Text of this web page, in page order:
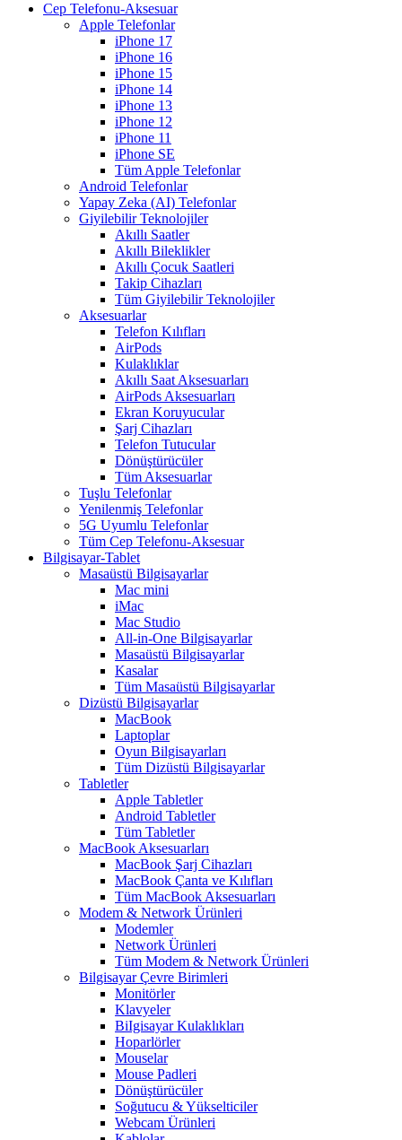
Cep Telefonu-Aksesuar
Apple Telefonlar
iPhone 17
iPhone 16
iPhone 15
iPhone 14
iPhone 13
iPhone 12
iPhone 11
iPhone SE
Tüm Apple Telefonlar
Android Telefonlar
Yapay Zeka (AI) Telefonlar
Giyilebilir Teknolojiler
Akıllı Saatler
Akıllı Bileklikler
Akıllı Çocuk Saatleri
Takip Cihazları
Tüm Giyilebilir Teknolojiler
Aksesuarlar
Telefon Kılıfları
AirPods
Kulaklıklar
Akıllı Saat Aksesuarları
AirPods Aksesuarları
Ekran Koruyucular
Şarj Cihazları
Telefon Tutucular
Dönüştürücüler
Tüm Aksesuarlar
Tuşlu Telefonlar
Yenilenmiş Telefonlar
5G Uyumlu Telefonlar
Tüm Cep Telefonu-Aksesuar
Bilgisayar-Tablet
Masaüstü Bilgisayarlar
Mac mini
iMac
Mac Studio
All-in-One Bilgisayarlar
Masaüstü Bilgisayarlar
Kasalar
Tüm Masaüstü Bilgisayarlar
Dizüstü Bilgisayarlar
MacBook
Laptoplar
Oyun Bilgisayarları
Tüm Dizüstü Bilgisayarlar
Tabletler
Apple Tabletler
Android Tabletler
Tüm Tabletler
MacBook Aksesuarları
MacBook Şarj Cihazları
MacBook Çanta ve Kılıfları
Tüm MacBook Aksesuarları
Modem & Network Ürünleri
Modemler
Network Ürünleri
Tüm Modem & Network Ürünleri
Bilgisayar Çevre Birimleri
Monitörler
Klavyeler
BiIgisayar Kulaklıkları
Hoparlörler
Mouselar
Mouse Padleri
Dönüştürücüler
Soğutucu & Yükselticiler
Webcam Ürünleri